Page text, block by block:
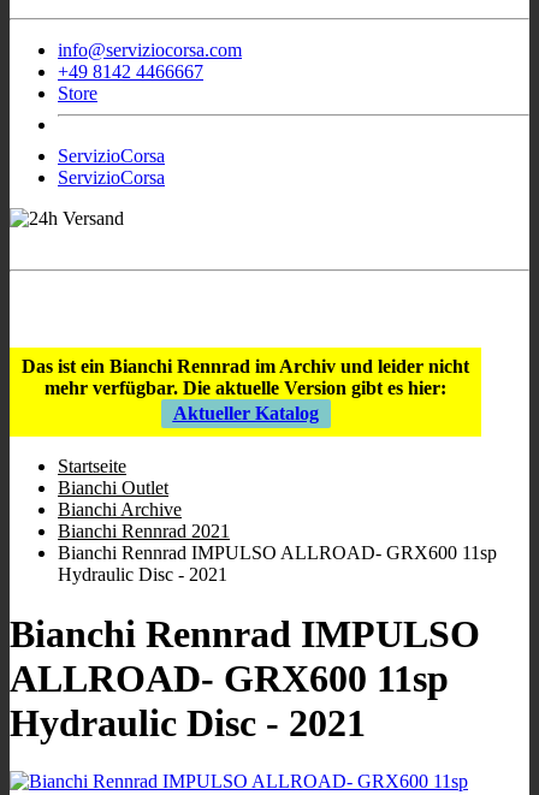
info@serviziocorsa.com
+49 8142 4466667
Store
ServizioCorsa
ServizioCorsa
Das ist ein Bianchi Rennrad im Archiv und leider nicht
mehr verfügbar. Die aktuelle Version gibt es hier:
Aktueller Katalog
Startseite
Bianchi Outlet
Bianchi Archive
Bianchi Rennrad 2021
Bianchi Rennrad IMPULSO ALLROAD- GRX600 11sp
Hydraulic Disc - 2021
Bianchi Rennrad IMPULSO
ALLROAD- GRX600 11sp
Hydraulic Disc - 2021